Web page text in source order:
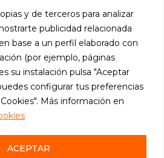
y de terceros para analizar
publicidad relacionada
base a un perfil elaborado con
(por ejemplo, páginas
su instalación pulsa "Aceptar
configurar tus preferencias
Más información en
ACEPTAR
INFORMACIÓN
Ediciones, S.L.